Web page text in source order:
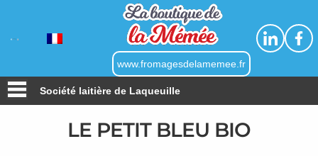
www.fromagesdelamemee.fr
Société laitière de Laqueuille
LE PETIT BLEU BIO